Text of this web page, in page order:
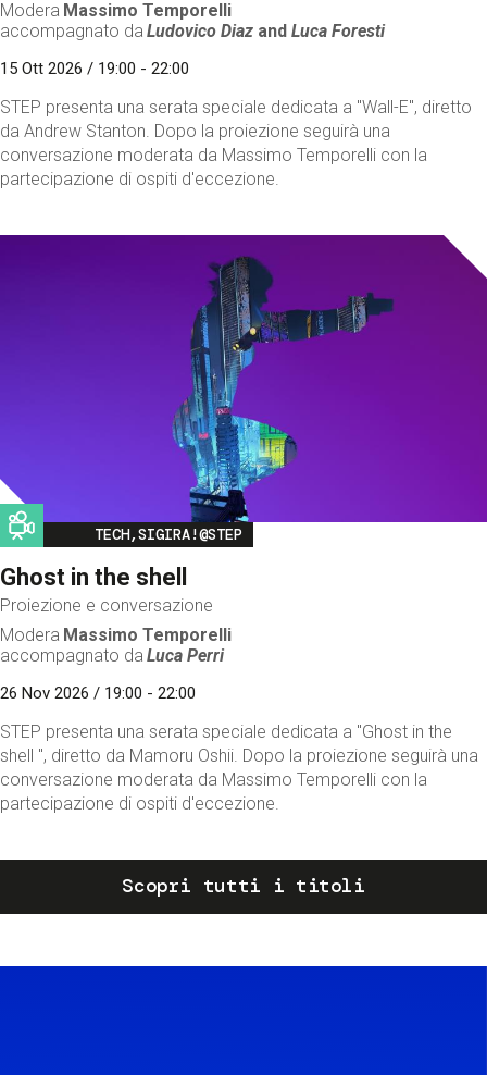
Modera Massimo Temporelli
accompagnato da Ludovico Diaz andLuca Foresti
15 Ott 2026 / 19:00 - 22:00
STEP presenta una serata speciale dedicata a "Wall-E", diretto
da Andrew Stanton. Dopo la proiezione seguirà una
conversazione moderata da Massimo Temporelli con la
partecipazione di ospiti d'eccezione.
Image
TECH,SIGIRA!@STEP
Ghost in the shell
Proiezione e conversazione
Modera Massimo Temporelli
accompagnato da Luca Perri
26 Nov 2026 / 19:00 - 22:00
STEP presenta una serata speciale dedicata a "Ghost in the
shell ", diretto da Mamoru Oshii. Dopo la proiezione seguirà una
conversazione moderata da Massimo Temporelli con la
partecipazione di ospiti d'eccezione.
Scopri tutti i titoli